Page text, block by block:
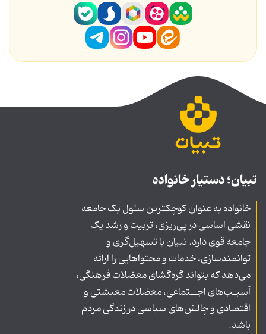
تبیان؛ دستیار خانواده
خانواده به عنوان کوچکترین سلول یک جامعه
نقشی اساسی در پی‌ریزی، تربیت و رشد یک
جامعه قوی دارد. تبیان با تسهیل‌گری و
توانمندسازی، خدمات و محتواهایی را ارائه
می‌دهد که بتواند گره‌گشای معضلات فرهنگی،
آسیـب‌های اجــتماعی، معضلات معیشتی و
اقتصادی و چالش‌های سیاسی در زندگی مردم
باشد.